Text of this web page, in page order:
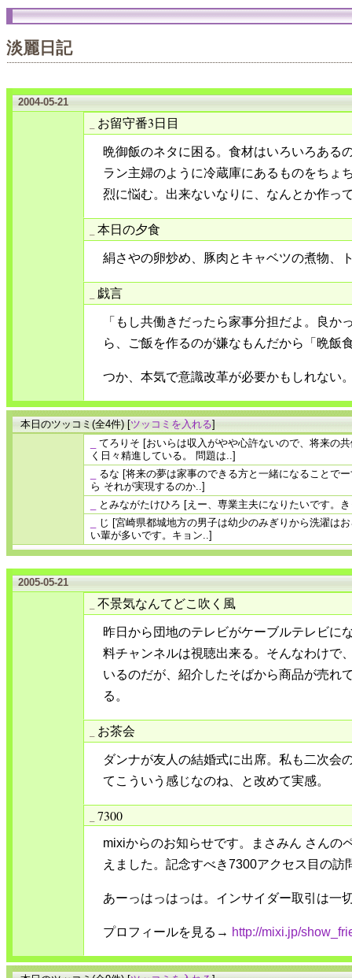
淡麗日記
2004-05-21
お留守番3日目
晩御飯のネタに困る。食材はいろいろある
ラン主婦のように冷蔵庫にあるものをちょ
烈に悩む。出来ないなりに、なんとか作っ
本日の夕食
絹さやの卵炒め、豚肉とキャベツの煮物、
戯言
「もし共働きだったら家事分担だよ。良
ら、ご飯を作るのが嫌なもんだから「晩飯
つか、本気で意識改革が必要かもしれない
本日のツッコミ(全4件) [ツッコミを入れる]
てろりそ [おいらは収入がやや心許ないので、将来の
く日々精進している。 問題は..]
るな [将来の夢は家事のできる方と一緒になることで
ら それが実現するのか..]
とみながたけひろ [えー、専業主夫になりたいです。
じ [宮崎県都城地方の男子は幼少のみぎりから洗濯は
い輩が多いです。キョン..]
2005-05-21
不景気なんてどこ吹く風
昨日から団地のテレビがケーブルテレビに
料チャンネルは視聴出来る。そんなわけで
いるのだが、紹介したそばから商品が売れ
る。
お茶会
ダンナが友人の結婚式に出席。私も二次会
てこういう感じなのね、と改めて実感。
7300
mixiからのお知らせです。まさみん さんの
えました。記念すべき7300アクセス目の訪
あーっはっはっは。インサイダー取引は一
プロフィールを見る→ http://mixi.jp/